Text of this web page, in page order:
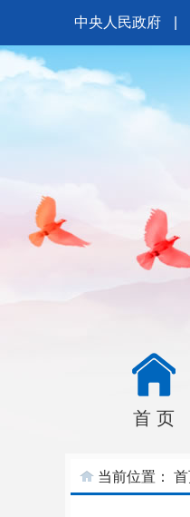
中央人民政府
首 页
当前位置： 首